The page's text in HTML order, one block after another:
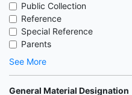
Public Collection
Reference
Special Reference
Parents
See More
General Material Designation